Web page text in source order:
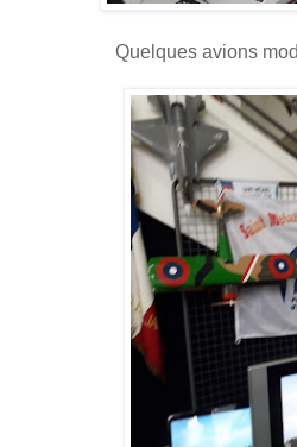
Quelques avions